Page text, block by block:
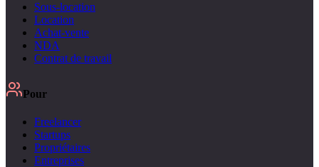
Sous-location
Location
Achat-vente
NDA
Contrat de travail
Pour
Freelancer
Startups
Propriétaires
Entreprises